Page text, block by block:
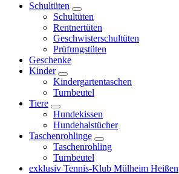
Schultüten
Schultüten
Rentnertüten
Geschwisterschultüten
Prüfungstüten
Geschenke
Kinder
Kindergartentaschen
Turnbeutel
Tiere
Hundekissen
Hundehalstücher
Taschenrohlinge
Taschenrohling
Turnbeutel
exklusiv Tennis-Klub Mülheim Heißen